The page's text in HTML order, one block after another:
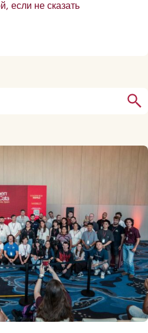
если не сказать